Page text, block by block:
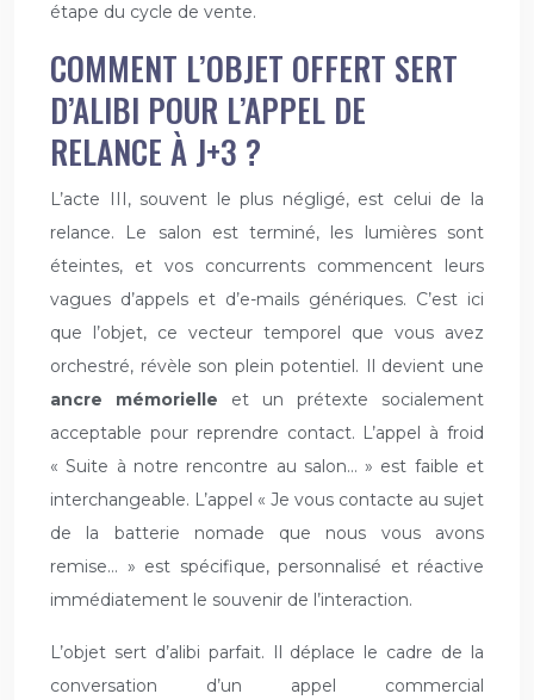
étape du cycle de vente.
COMMENT L’OBJET OFFERT SERT
D’ALIBI POUR L’APPEL DE
RELANCE À J+3 ?
L’acte III, souvent le plus négligé, est celui de la
relance. Le salon est terminé, les lumières sont
éteintes, et vos concurrents commencent leurs
vagues d’appels et d’e-mails génériques. C’est ici
que l’objet, ce vecteur temporel que vous avez
orchestré, révèle son plein potentiel. Il devient une
ancre mémorielle et un prétexte socialement
acceptable pour reprendre contact. L’appel à froid
« Suite à notre rencontre au salon… » est faible et
interchangeable. L’appel « Je vous contacte au sujet
de la batterie nomade que nous vous avons
remise… » est spécifique, personnalisé et réactive
immédiatement le souvenir de l’interaction.
L’objet sert d’alibi parfait. Il déplace le cadre de la
conversation d’un appel commercial